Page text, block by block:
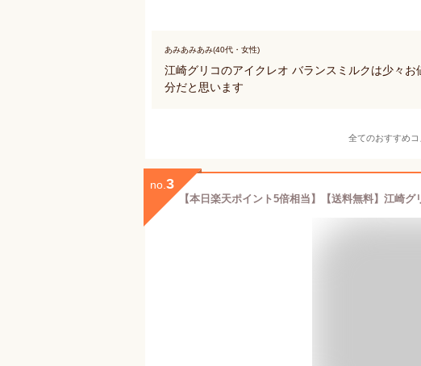
あみあみあみ(40代・女性)
江崎グリコのアイクレオ バランスミルクは少々
分だと思います
全てのおすすめコ
no. 3